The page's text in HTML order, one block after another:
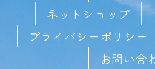
ネットショップ
プライバシーポリシー
お問い合